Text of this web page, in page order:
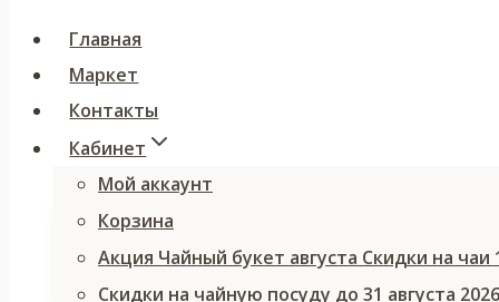
Главная
Маркет
Контакты
Кабинет
Мой аккаунт
Корзина
Акция Чайный букет августа Скидки на чаи
Скидки на чайную посуду до 31 августа 2026